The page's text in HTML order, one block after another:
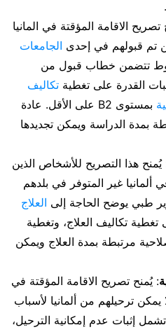
تصريح الاقامة المؤقتة في المانيا
تم قبولهم في إحدى الجامعات
تتضمن خطاب قبول من
القدرة على تغطية تكاليف
بمستوى B2 على الأقل. عادة
بمدة الدراسة ويمكن تجديدها
يُمنح هذا التصريح للأشخاص الذين
ألمانيا غير المتوفر في بلدهم
طبي يوضح الحاجة إلى العلاج
تغطية تكاليف العلاج، وتغطية
مرتبطة بمدة العلاج ويمكن
: يُمنح تصريح الاقامة المؤقتة في
يمكن ترحيلهم من ألمانيا لأسباب
إثبات عدم إمكانية الترحيل،